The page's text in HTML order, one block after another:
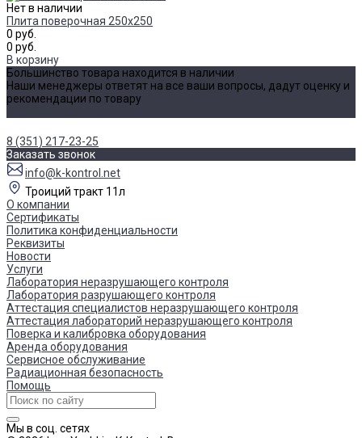
Нет в наличии
Плита поверочная 250х250
0 руб.
0 руб.
В корзину
Большинство товара находится в наличии
Наши менеджеры ответят на все ваши вопросы, дадут оценку и
рекомендации по товару
8 (351) 217-23-25
Заказать звонок
info@k-kontrol.net
Троиций тракт 11л
О компании
Сертификаты
Политика конфиденциальности
Реквизиты
Новости
Услуги
Лаборатория неразрушающего контроля
Лаборатория разрушающего контроля
Аттестация специалистов неразрушающего контроля
Аттестация лабораторий неразрушающего контроля
Поверка и калибровка оборудования
Аренда оборудования
Сервисное обслуживание
Радиационная безопасность
Помощь
Мы в соц. сетях